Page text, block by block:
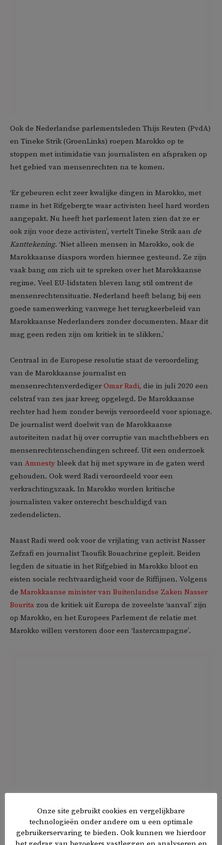
Ook de Nederlandse parlementsleden Thijs Reuten (PvdA)
en Tineke Strik (GroenLinks) roepen Marokko op te
stoppen met intimidatie van journalisten en afspraken op
het gebied van mensenrechten na te komen.
‘Er gebeuren echt zeer kwalijke dingen in Marokko, met
name in het Rifgebergte waar activisten heel hard worden
aangepakt. Nu heeft het parlement laten zien dat ze er
ook zijn voor deze activisten’, vertelt Tineke Strik aan de
Kanttekening. ‘Niet alleen mensen in Marokko, ook de
Marokkaanse diaspora worden hiermee gesteund. Ze zijn
vaak bang om zich uit te spreken over het Marokkaanse
regime. Veel EU-lidstaten bleven lang stil omtrent de
mensenrechtensituatie. Nederland heeft belang bij een
goede samenwerking vanwege het terugkeerbeleid van
Marokkaanse Nederlanders zonder documenten. Maar dit
mag geen reden zijn om kritiek in te slikken.’
Centraal in de Europese resolutie staat de veroordeling
van de Marokkaanse journalist en
mensenrechtenverdediger Omar Radi, die in juli 2020 een
celstraf van zes jaar kreeg opgelegd. De Marokkaanse
rechter had hem zonder bewijs veroordeeld voor spionage.
De journalist werd doelwit van de Marokkaanse
autoriteiten nadat hij over corruptie van machthebbers en
mensenrechtenschendingen schreef. Uit een onderzoek
van Amnesty bleek dat hij met spyware in de gaten werd
gehouden. Ook werd Radi veroordeeld voor een
verkrachtingszaak. In Marokko worden kritische
journalisten vaker onterecht beschuldigd van
zedendelicten.
Naast Radi werd ook voor de vrijlating van activist Nasser
Zefzafi en journalist Taoufik Bouachrine gepleit. Beiden
legden de situatie in het Rifgebied in Marokko bloot en
eisten sociale rechtvaardigheid voor de Riffijnen. Volgens
de Marokkaanse minister van Buitenlandse Zaken Nasser
Bourita zou de kritiek uit Europa de zoveelste ‘aanval’ zijn
op Marokko, en het Europees Parlement de relatie met
Marokko willen verstoren door een ‘lastercampagne’.
De resolutie komt vlak na nieuws over de hoofverdachte in
een Europees-Marokkaans corruptieschandaal, de
Qatargate
. Een omkopingsschandaal waarbij de
Onze site gebruikt cookies en vergelijkbare
technologieën onder andere om u een optimale
gebruikerservaring te bieden. Ook kunnen we hierdoor